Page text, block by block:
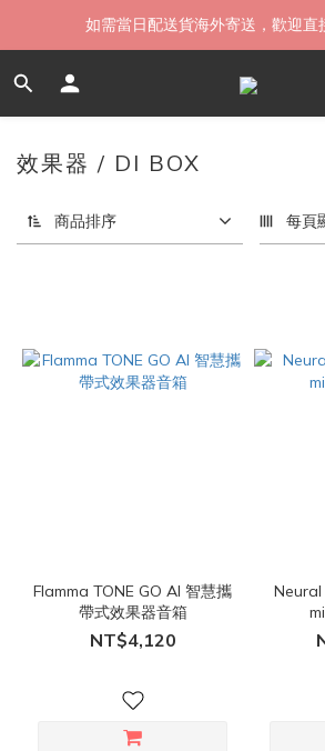
如需當日配送貨海外寄送，歡迎直
無卡分期 零利率 好輕鬆【立
限時 ▸ 優惠券領券中心【點擊
效果器 / DI BOX
商品排序 每頁
Flamma TONE GO AI 智慧攜
帶式效果器音箱
NT$4,120